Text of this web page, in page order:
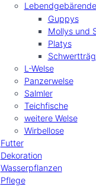
Guppys
Mollys und
Platys
L-Welse
Panzerwelse
Salmler
Teichfische
weitere Welse
Wirbellose
Futter
Dekoration
Wasserpflanzen
Pflege